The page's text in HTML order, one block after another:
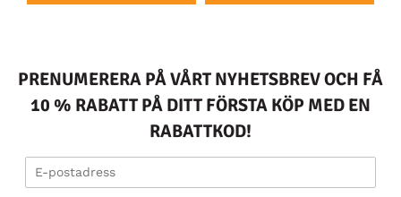
PRENUMERERA PÅ VÅRT NYHETSBREV OCH FÅ
10 % RABATT PÅ DITT FÖRSTA KÖP MED EN
RABATTKOD!